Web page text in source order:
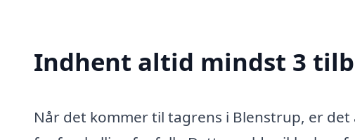
Indhent altid mindst 3
Når det kommer til tagrens i Blenstrup, er